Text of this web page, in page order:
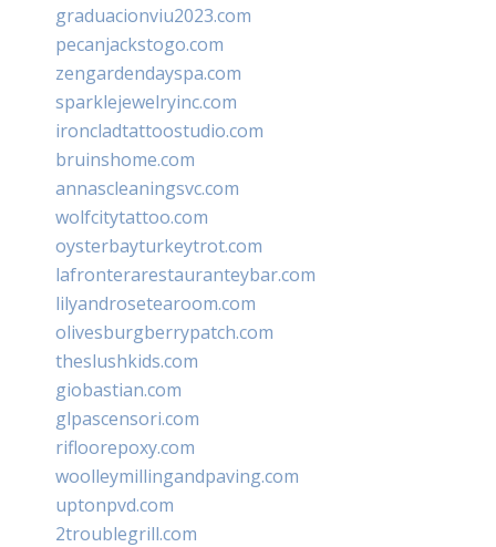
graduacionviu2023.com
pecanjackstogo.com
zengardendayspa.com
sparklejewelryinc.com
ironcladtattoostudio.com
bruinshome.com
annascleaningsvc.com
wolfcitytattoo.com
oysterbayturkeytrot.com
lafronterarestauranteybar.com
lilyandrosetearoom.com
olivesburgberrypatch.com
theslushkids.com
giobastian.com
glpascensori.com
rifloorepoxy.com
woolleymillingandpaving.com
uptonpvd.com
2troublegrill.com